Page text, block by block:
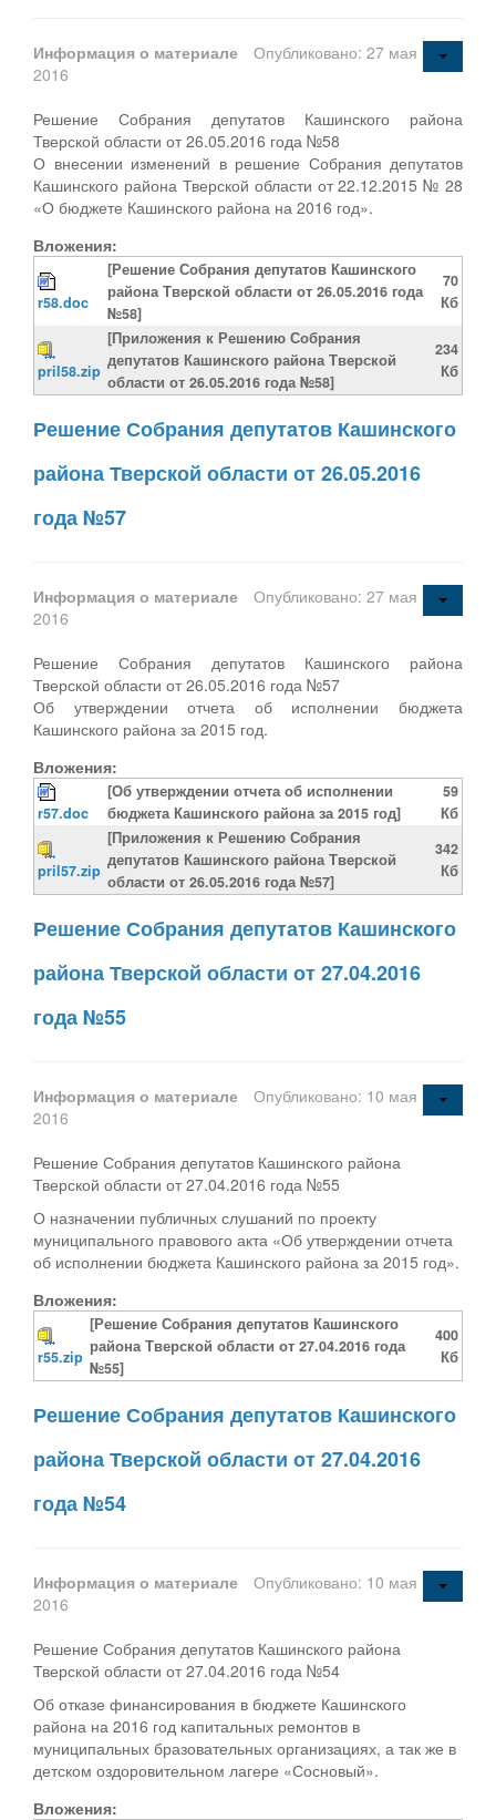
Информация о материале
Опубликовано: 27 мая
2016
Решение Собрания депутатов Кашинского района
Тверской области от 26.05.2016 года №58
О внесении изменений в решение Собрания депутатов
Кашинского района Тверской области от 22.12.2015 № 28
«О бюджете Кашинского района на 2016 год».
Вложения:
r58.doc
[Решение Собрания депутатов Кашинского
района Тверской области от 26.05.2016 года
№58]
70
Кб
pril58.zip
[Приложения к Решению Собрания
депутатов Кашинского района Тверской
области от 26.05.2016 года №58]
234
Кб
Решение Собрания депутатов Кашинского
района Тверской области от 26.05.2016
года №57
Информация о материале
Опубликовано: 27 мая
2016
Решение Собрания депутатов Кашинского района
Тверской области от 26.05.2016 года №57
Об утверждении отчета об исполнении бюджета
Кашинского района за 2015 год.
Вложения:
r57.doc
[Об утверждении отчета об исполнении
бюджета Кашинского района за 2015 год]
59
Кб
pril57.zip
[Приложения к Решению Собрания
депутатов Кашинского района Тверской
области от 26.05.2016 года №57]
342
Кб
Решение Собрания депутатов Кашинского
района Тверской области от 27.04.2016
года №55
Информация о материале
Опубликовано: 10 мая
2016
Решение Собрания депутатов Кашинского района
Тверской области от 27.04.2016 года №55
О назначении публичных слушаний по проекту
муниципального правового акта «Об утверждении отчета
об исполнении бюджета Кашинского района за 2015 год».
Вложения:
r55.zip
[Решение Собрания депутатов Кашинского
района Тверской области от 27.04.2016 года
№55]
400
Кб
Решение Собрания депутатов Кашинского
района Тверской области от 27.04.2016
года №54
Информация о материале
Опубликовано: 10 мая
2016
Решение Собрания депутатов Кашинского района
Тверской области от 27.04.2016 года №54
Об отказе финансирования в бюджете Кашинского
района на 2016 год капитальных ремонтов в
муниципальных бразовательных организациях, а так же в
детском оздоровительном лагере «Сосновый».
Вложения: